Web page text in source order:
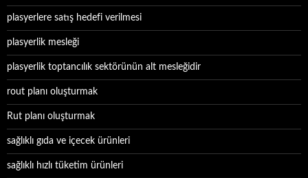
plasyerlere satış hedefi verilmesi
plasyerlik mesleği
plasyerlik toptancılık sektörünün alt mesleğidir
rout planı oluşturmak
Rut planı oluşturmak
sağlıklı gıda ve içecek ürünleri
sağlıklı hızlı tüketim ürünleri